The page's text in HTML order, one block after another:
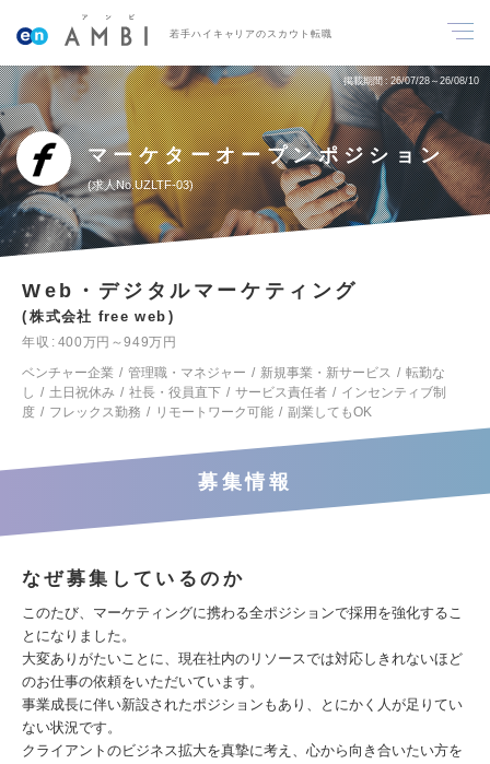
若手ハイキャリアのスカウト転職
掲載期間 26/07/28～26/08/10
マーケターオープンポジション
求人No.UZLTF-03
Web・デジタルマーケティング
株式会社 free web
年収
400万円～949万円
ベンチャー企業
管理職・マネジャー 新規事業・新サービス
転勤な
し
土日祝休み 社長・役員直下 サービス責任者
インセンティブ制
度
フレックス勤務 リモートワーク可能 副業してもOK
募集情報
なぜ募集しているのか
このたび、マーケティングに携わる全ポジションで採用を強化するこ
とになりました。
大変ありがたいことに、現在社内のリソースでは対応しきれないほど
のお仕事の依頼をいただいています。
事業成長に伴い新設されたポジションもあり、とにかく人が足りてい
ない状況です。
クライアントのビジネス拡大を真摯に考え、心から向き合いたい方を